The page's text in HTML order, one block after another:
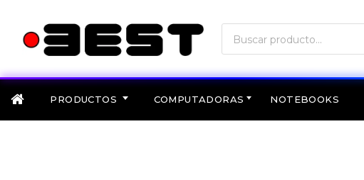
PRODUCTOS COMPUTADORAS NOTEBOOKS